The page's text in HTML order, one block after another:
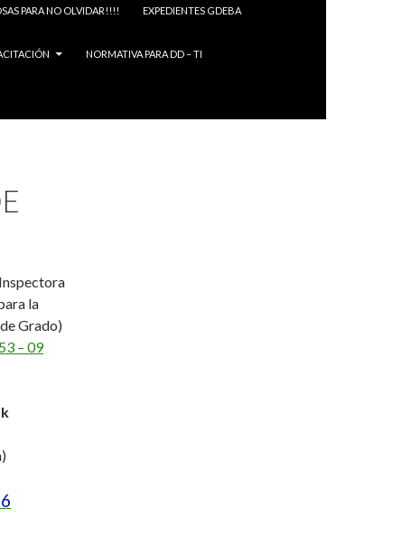
PARA NO OLVIDAR!!!! EXPEDIENTES GDEBA
NORMATIVA PARA DD – TI
la
Grado)
– 09